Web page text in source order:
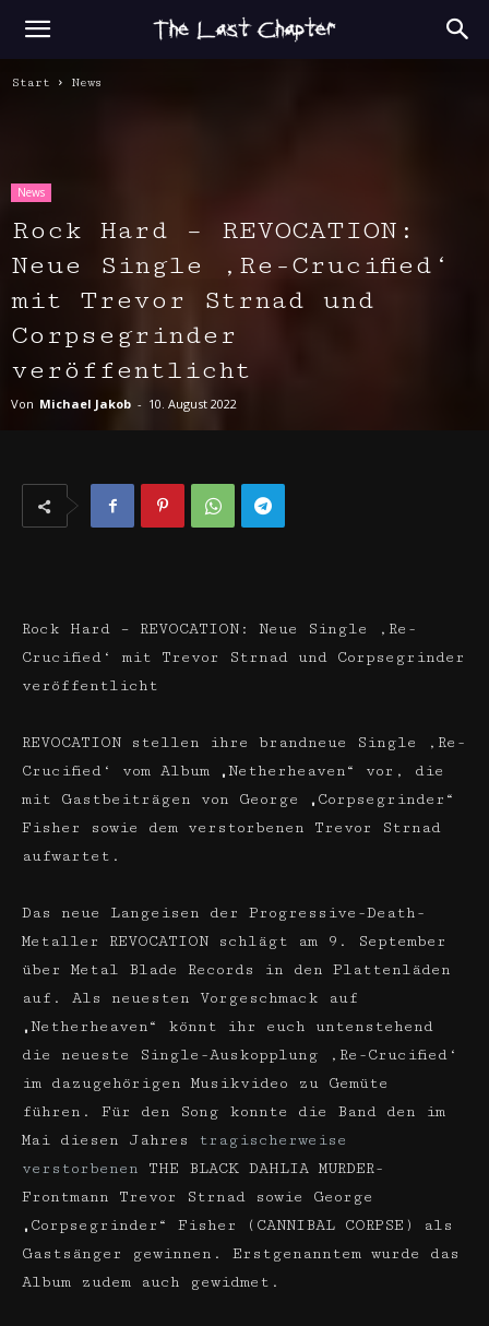
Start News
News
Rock Hard – REVOCATION:
Neue Single ‚Re-Crucified‘
mit Trevor Strnad und
Corpsegrinder
veröffentlicht
Von Michael Jakob - 10. August 2022
Rock Hard – REVOCATION: Neue Single ‚Re-
Crucified‘ mit Trevor Strnad und Corpsegrinder
veröffentlicht
REVOCATION stellen ihre brandneue Single ‚Re-
Crucified‘ vom Album „Netherheaven“ vor, die
mit Gastbeiträgen von George „Corpsegrinder“
Fisher sowie dem verstorbenen Trevor Strnad
aufwartet.
Das neue Langeisen der Progressive-Death-
Metaller REVOCATION schlägt am 9. September
über Metal Blade Records in den Plattenläden
auf. Als neuesten Vorgeschmack auf
„Netherheaven“ könnt ihr euch untenstehend
die neueste Single-Auskopplung ‚Re-Crucified‘
im dazugehörigen Musikvideo zu Gemüte
führen. Für den Song konnte die Band den im
Mai diesen Jahres
tragischerweise
verstorbenen THE BLACK DAHLIA MURDER-
Frontmann Trevor Strnad sowie George
„Corpsegrinder“ Fisher (CANNIBAL CORPSE) als
Gastsänger gewinnen. Erstgenanntem wurde das
Album zudem auch gewidmet.